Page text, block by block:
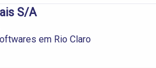
S/A
em Rio Claro